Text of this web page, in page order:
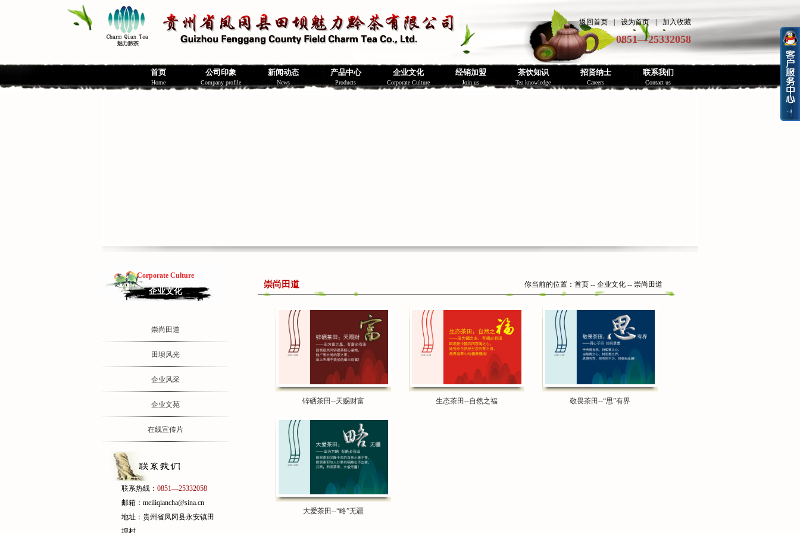
返回首页 设为首页 加入收藏
0851—25332058
首页
Home
公司印象
Company profile
新闻动态
News
产品中心
Products
企业文化
Corporate Culture
经销加盟
Join us
茶饮知识
Tea knowledge
招贤纳士
Careers
联系我们
Contact us
Corporate Culture
企业文化
崇尚田道
田坝风光
企业风采
企业文苑
在线宣传片
联系热线： 0851—25332058
邮箱：meiliqiancha@sina.cn
地址：贵州省凤冈县永安镇田
坝村
崇尚田道 你当前的位置： 首页 -- 企业文化 -- 崇尚田道
锌硒茶田--天赐财富 生态茶田--自然之福 敬畏茶田--“思”有界
大爱茶田--“略”无疆